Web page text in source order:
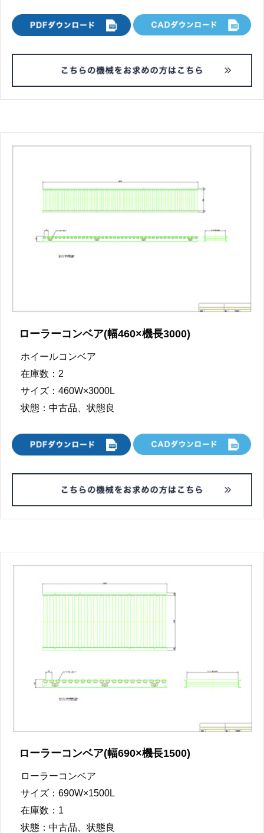
ローラーコンベア(幅460×機長3000)
ホイールコンベア
在庫数：2
サイズ：460W×3000L
状態：中古品、状態良
ローラーコンベア(幅690×機長1500)
ローラーコンベア
サイズ：690W×1500L
在庫数：1
状態：中古品、状態良